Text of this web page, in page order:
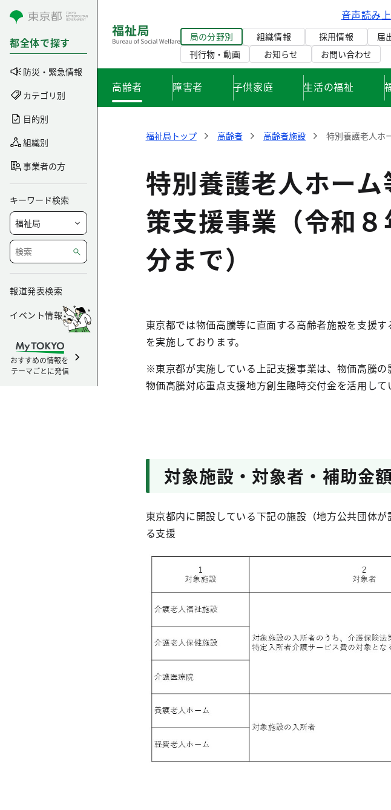
コンテンツにスキップ
都全体で探す
防災・緊急情報
カテゴリ別
目的別
組織別
事業者の方
キーワード検索
報道発表検索
イベント情報
おすすめの情報を
テーマごとに発信
音声読み
局の分野別 組織情報 採用情報 届
刊行物・動画
お知らせ お問い合わせ
高齢者 障害者 子供家庭 生活の福祉
福祉局トップ 高齢者 高齢者施設 特別養護老人ホ
特別養護老人ホー
策支援事業（令和
分まで）
東京都では物価高騰等に直面する高齢者施設を支援
を実施しております。
※東京都が実施している上記支援事業は、物価高騰
物価高騰対応重点支援地方創生臨時交付金を活用して
対象施設・対象者・補助金額
東京都内に開設している下記の施設（地方公共団体
る支援